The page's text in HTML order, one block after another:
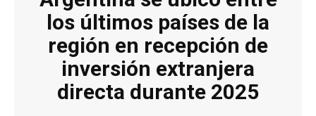
los últimos países de la
región en recepción de
inversión extranjera
directa durante 2025